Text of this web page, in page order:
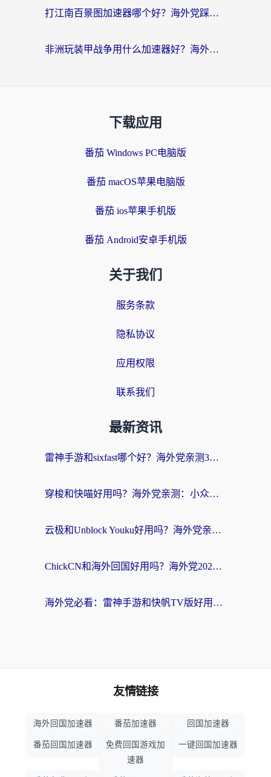
打江南百景图加速器哪个好？海外党踩坑N次后，终于找到不卡的秘诀
非洲玩装甲战争用什么加速器好？海外党亲测有效的国服游戏加速方案
下载应用
番茄 Windows PC电脑版
番茄 macOS苹果电脑版
番茄 ios苹果手机版
番茄 Android安卓手机版
关于我们
服务条款
隐私协议
应用权限
联系我们
最新资讯
雷神手游和sixfast哪个好？海外党亲测3款回国加速器，教你选对不踩坑
穿梭和快喵好用吗？海外党亲测：小众加速器对比+番茄加速器深度体验
云极和Unblock Youku好用吗？海外党亲测+2026回国加速器避坑指南
ChickCN和海外回国好用吗？海外党2026亲测：从手游到影音，选对加速器的3个关键
海外党必看：雷神手游和快帆TV版好用吗？3步选对回国加速器不踩坑
友情链接
海外回国加速器 番茄加速器 回国加速器
番茄回国加速器
免费回国游戏加
速器
一键回国加速器